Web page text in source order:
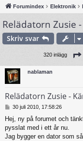
bb
lä
nk
eg
ori
er
Forumindex Elektronik
Relädatorn Zusie
Skriv svar
320 inlägg
nablaman
Relädatorn Zusie -
l
ä
g
30 juli 2010, 17:58:26
Hej, ny på forumet och
pysslat med i ett år nu.
Jag bygger en dator som